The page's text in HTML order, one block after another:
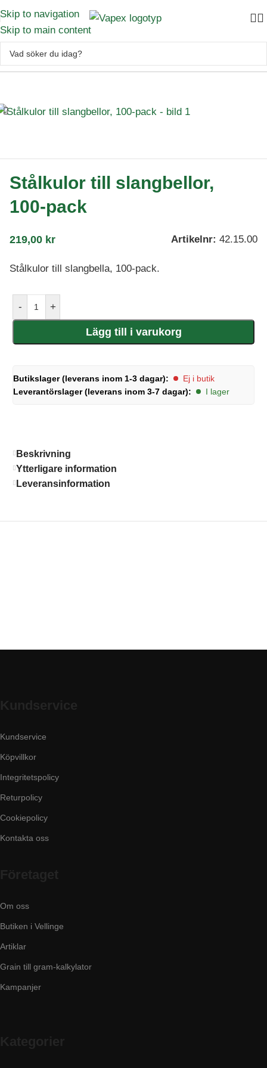
Skip to navigation
Skip to main content
Slangbellor
Stålkulor till slangbellor,
100-pack
219,00 kr Artikelnr: 42.15.00
Stålkulor till slangbella, 100-pack.
- +
Lägg till i varukorg
Butikslager (leverans inom 1-3 dagar):
Ej i butik
Leverantörslager (leverans inom 3-7 dagar):
I lager
Beskrivning
Ytterligare information
Leveransinformation
Kundservice
Köpvillkor
Integritetspolicy
Returpolicy
Cookiepolicy
Kontakta oss
Om oss
Butiken i Vellinge
Artiklar
Grain till gram-kalkylator
Kampanjer